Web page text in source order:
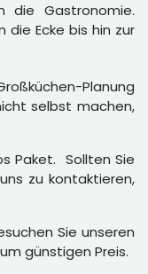
die Gastronomie.
die Ecke bis hin zur
Planung
selbst machen,
Paket. Sollten Sie
zu kontaktieren,
Sie unseren
günstigen Preis.